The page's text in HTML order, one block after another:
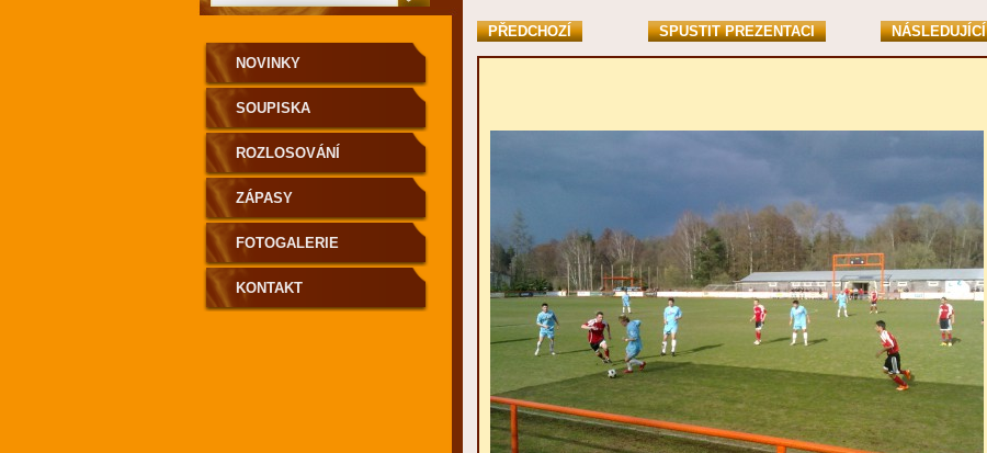
PŘEDCHOZÍ SPUSTIT PREZENTACI NÁSLEDUJÍCÍ
NOVINKY
SOUPISKA
ROZLOSOVÁNÍ
ZÁPASY
FOTOGALERIE
KONTAKT